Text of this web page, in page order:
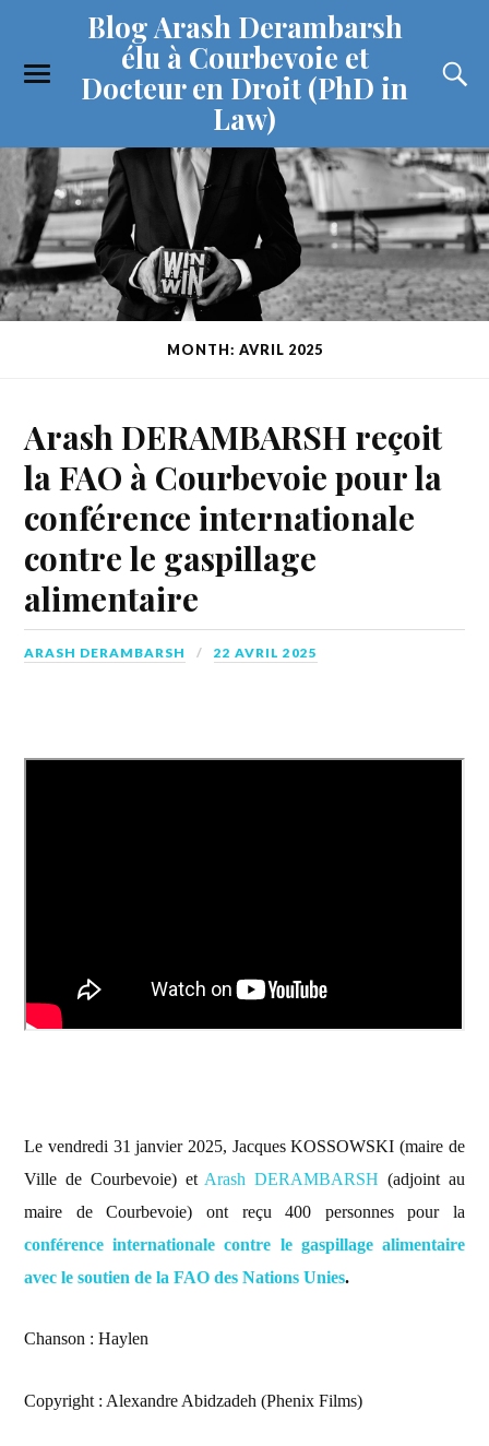
Blog Arash Derambarsh
élu à Courbevoie et
Docteur en Droit (PhD in
Law)
MONTH: AVRIL 2025
Arash DERAMBARSH reçoit
la FAO à Courbevoie pour la
conférence internationale
contre le gaspillage
alimentaire
ARASH DERAMBARSH 22 AVRIL 2025
Le vendredi 31 janvier 2025, Jacques KOSSOWSKI (maire de
Ville de Courbevoie) et Arash DERAMBARSH (adjoint au
maire de Courbevoie) ont reçu 400 personnes pour la
conférence internationale contre le gaspillage alimentaire
avec le soutien de la FAO des Nations Unies.
Chanson : Haylen
Copyright : Alexandre Abidzadeh (Phenix Films)